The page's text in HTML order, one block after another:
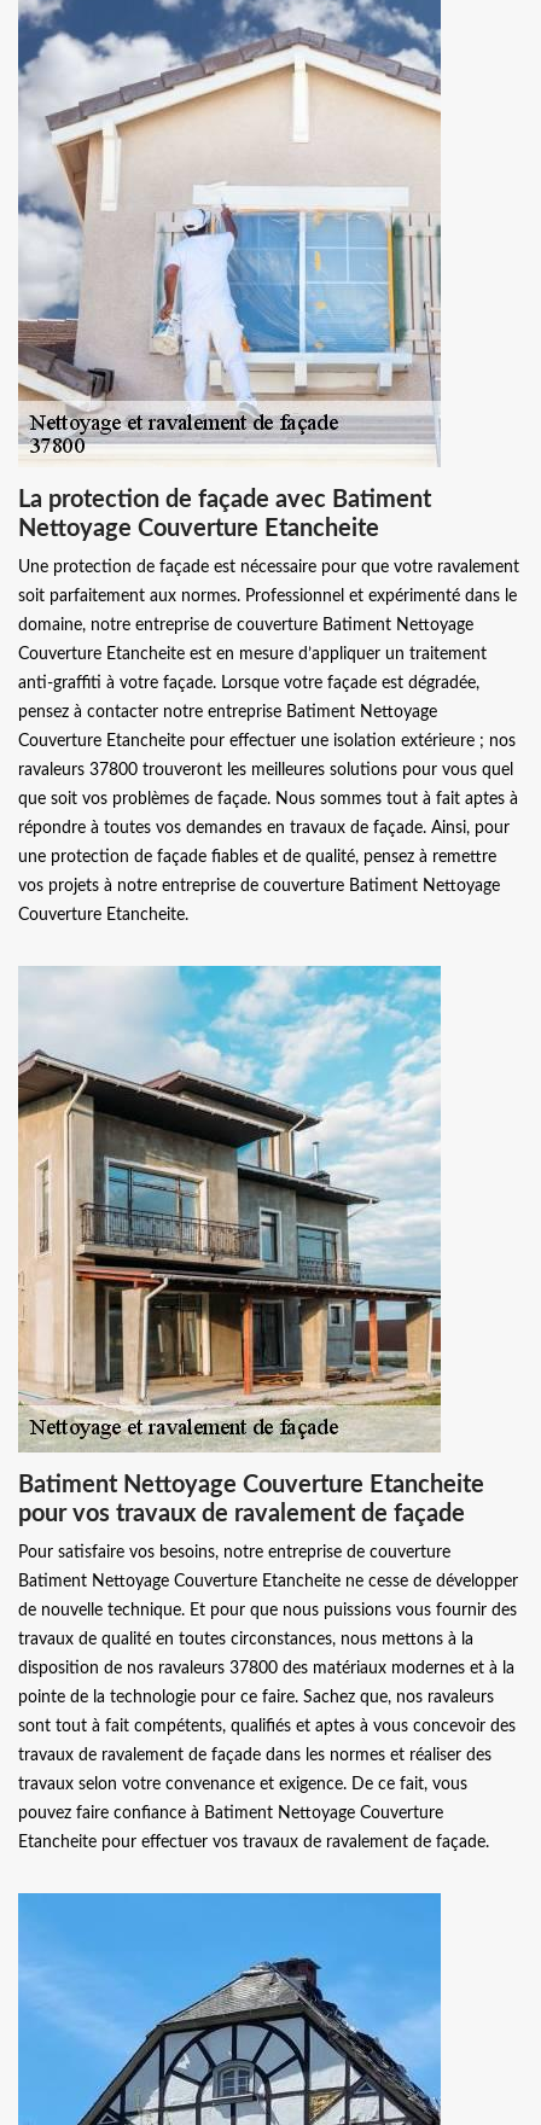
La protection de façade avec Batiment
Nettoyage Couverture Etancheite
Une protection de façade est nécessaire pour que votre ravalement
soit parfaitement aux normes. Professionnel et expérimenté dans le
domaine, notre entreprise de couverture Batiment Nettoyage
Couverture Etancheite est en mesure d’appliquer un traitement
anti-graffiti à votre façade. Lorsque votre façade est dégradée,
pensez à contacter notre entreprise Batiment Nettoyage
Couverture Etancheite pour effectuer une isolation extérieure ; nos
ravaleurs 37800 trouveront les meilleures solutions pour vous quel
que soit vos problèmes de façade. Nous sommes tout à fait aptes à
répondre à toutes vos demandes en travaux de façade. Ainsi, pour
une protection de façade fiables et de qualité, pensez à remettre
vos projets à notre entreprise de couverture Batiment Nettoyage
Couverture Etancheite.
Batiment Nettoyage Couverture Etancheite
pour vos travaux de ravalement de façade
Pour satisfaire vos besoins, notre entreprise de couverture
Batiment Nettoyage Couverture Etancheite ne cesse de développer
de nouvelle technique. Et pour que nous puissions vous fournir des
travaux de qualité en toutes circonstances, nous mettons à la
disposition de nos ravaleurs 37800 des matériaux modernes et à la
pointe de la technologie pour ce faire. Sachez que, nos ravaleurs
sont tout à fait compétents, qualifiés et aptes à vous concevoir des
travaux de ravalement de façade dans les normes et réaliser des
travaux selon votre convenance et exigence. De ce fait, vous
pouvez faire confiance à Batiment Nettoyage Couverture
Etancheite pour effectuer vos travaux de ravalement de façade.